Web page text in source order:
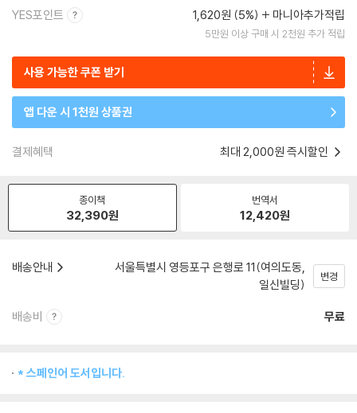
YES포인트 1,620원 (5%) 마니아추가적립
5만원 이상 구매 시 2천원 추가 적립
사용 가능한 쿠폰 받기
앱 다운 시 1천원 상품권
결제혜택 최대 2,000원 즉시할인
종이책
32,390원
번역서
12,420원
배송안내
서울특별시 영등포구 은행로 11(여의도동,
일신빌딩)
변경
배송비 무료
* 스페인어 도서입니다.